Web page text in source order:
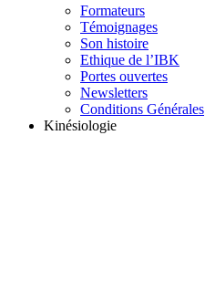
Formateurs
Témoignages
Son histoire
Ethique de l’IBK
Portes ouvertes
Newsletters
Conditions Générales
Kinésiologie